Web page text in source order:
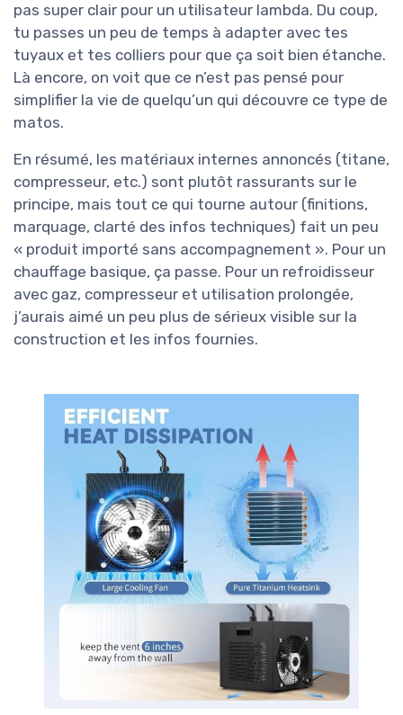
pas super clair pour un utilisateur lambda. Du coup,
tu passes un peu de temps à adapter avec tes
tuyaux et tes colliers pour que ça soit bien étanche.
Là encore, on voit que ce n’est pas pensé pour
simplifier la vie de quelqu’un qui découvre ce type de
matos.
En résumé, les matériaux internes annoncés (titane,
compresseur, etc.) sont plutôt rassurants sur le
principe, mais tout ce qui tourne autour (finitions,
marquage, clarté des infos techniques) fait un peu
« produit importé sans accompagnement ». Pour un
chauffage basique, ça passe. Pour un refroidisseur
avec gaz, compresseur et utilisation prolongée,
j’aurais aimé un peu plus de sérieux visible sur la
construction et les infos fournies.